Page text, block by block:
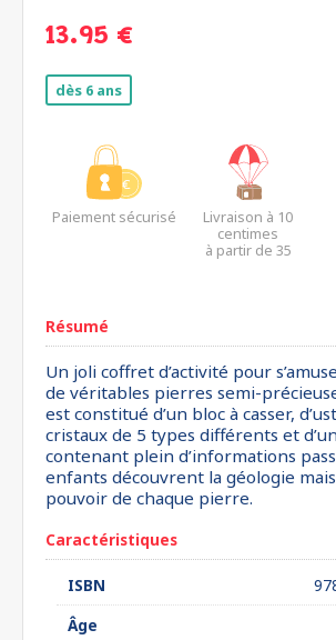
13.95 €
dès 6 ans
Paiement sécurisé
Livraison à 10
centimes
à partir de 35
Résumé
Un joli coffret d’activité pour
de véritables pierres semi-
est constitué d’un bloc à casser,
cristaux de 5 types différents et
contenant plein d’informations
enfants découvrent la géologie
pouvoir de chaque pierre.
Caractéristiques
ISBN
Âge